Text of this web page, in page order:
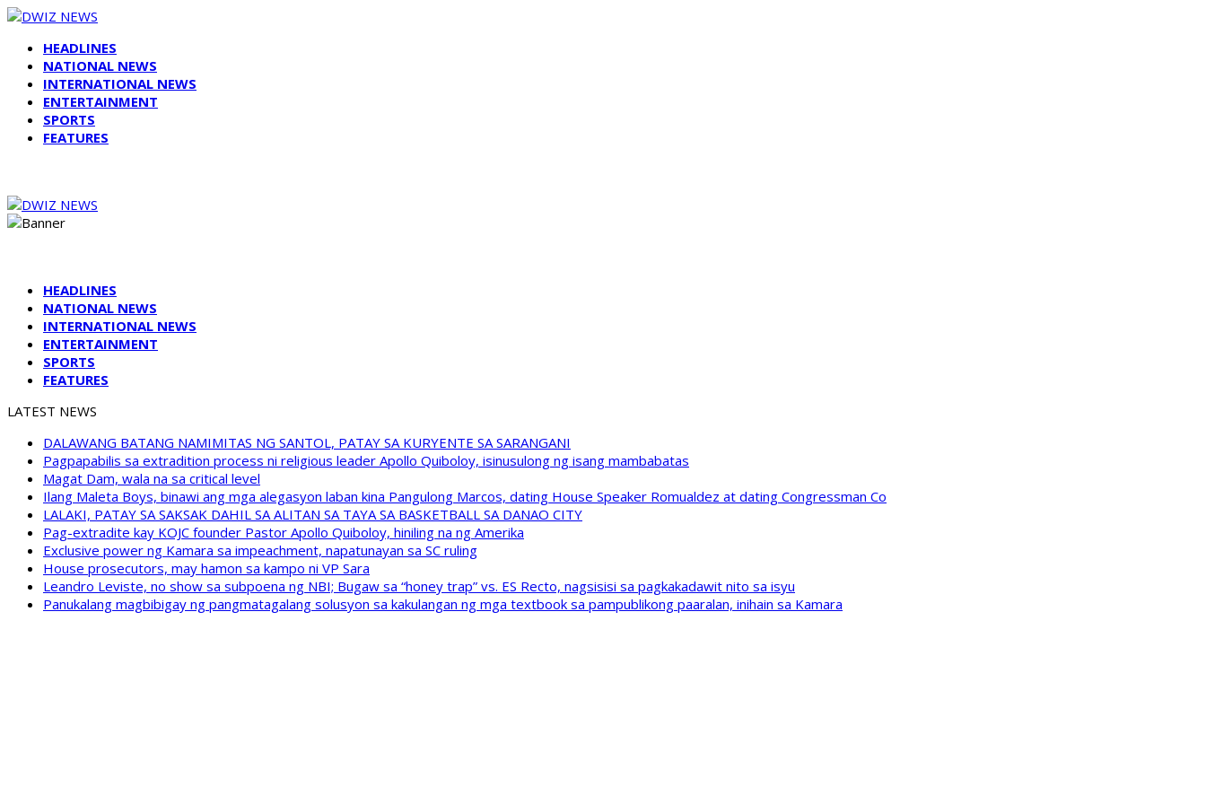
HEADLINES
NATIONAL NEWS
INTERNATIONAL NEWS
ENTERTAINMENT
SPORTS
FEATURES
HEADLINES
NATIONAL NEWS
INTERNATIONAL NEWS
ENTERTAINMENT
SPORTS
FEATURES
LATEST NEWS
DALAWANG BATANG NAMIMITAS NG SANTOL, PATAY SA KURYENTE SA SARANGANI
Pagpapabilis sa extradition process ni religious leader Apollo Quiboloy, isinusulong ng isang mambabatas
Magat Dam, wala na sa critical level
Ilang Maleta Boys, binawi ang mga alegasyon laban kina Pangulong Marcos, dating House Speaker Romualdez at dating Congressman Co
LALAKI, PATAY SA SAKSAK DAHIL SA ALITAN SA TAYA SA BASKETBALL SA DANAO CITY
Pag-extradite kay KOJC founder Pastor Apollo Quiboloy, hiniling na ng Amerika
Exclusive power ng Kamara sa impeachment, napatunayan sa SC ruling
House prosecutors, may hamon sa kampo ni VP Sara
Leandro Leviste, no show sa subpoena ng NBI; Bugaw sa “honey trap” vs. ES Recto, nagsisisi sa pagkakadawit nito sa isyu
Panukalang magbibigay ng pangmatagalang solusyon sa kakulangan ng mga textbook sa pampublikong paaralan, inihain sa Kamara